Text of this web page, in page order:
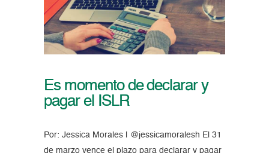
Es momento de declarar y
pagar el ISLR
Por: Jessica Morales | @jessicamoralesh El 31
de marzo vence el plazo para declarar y pagar